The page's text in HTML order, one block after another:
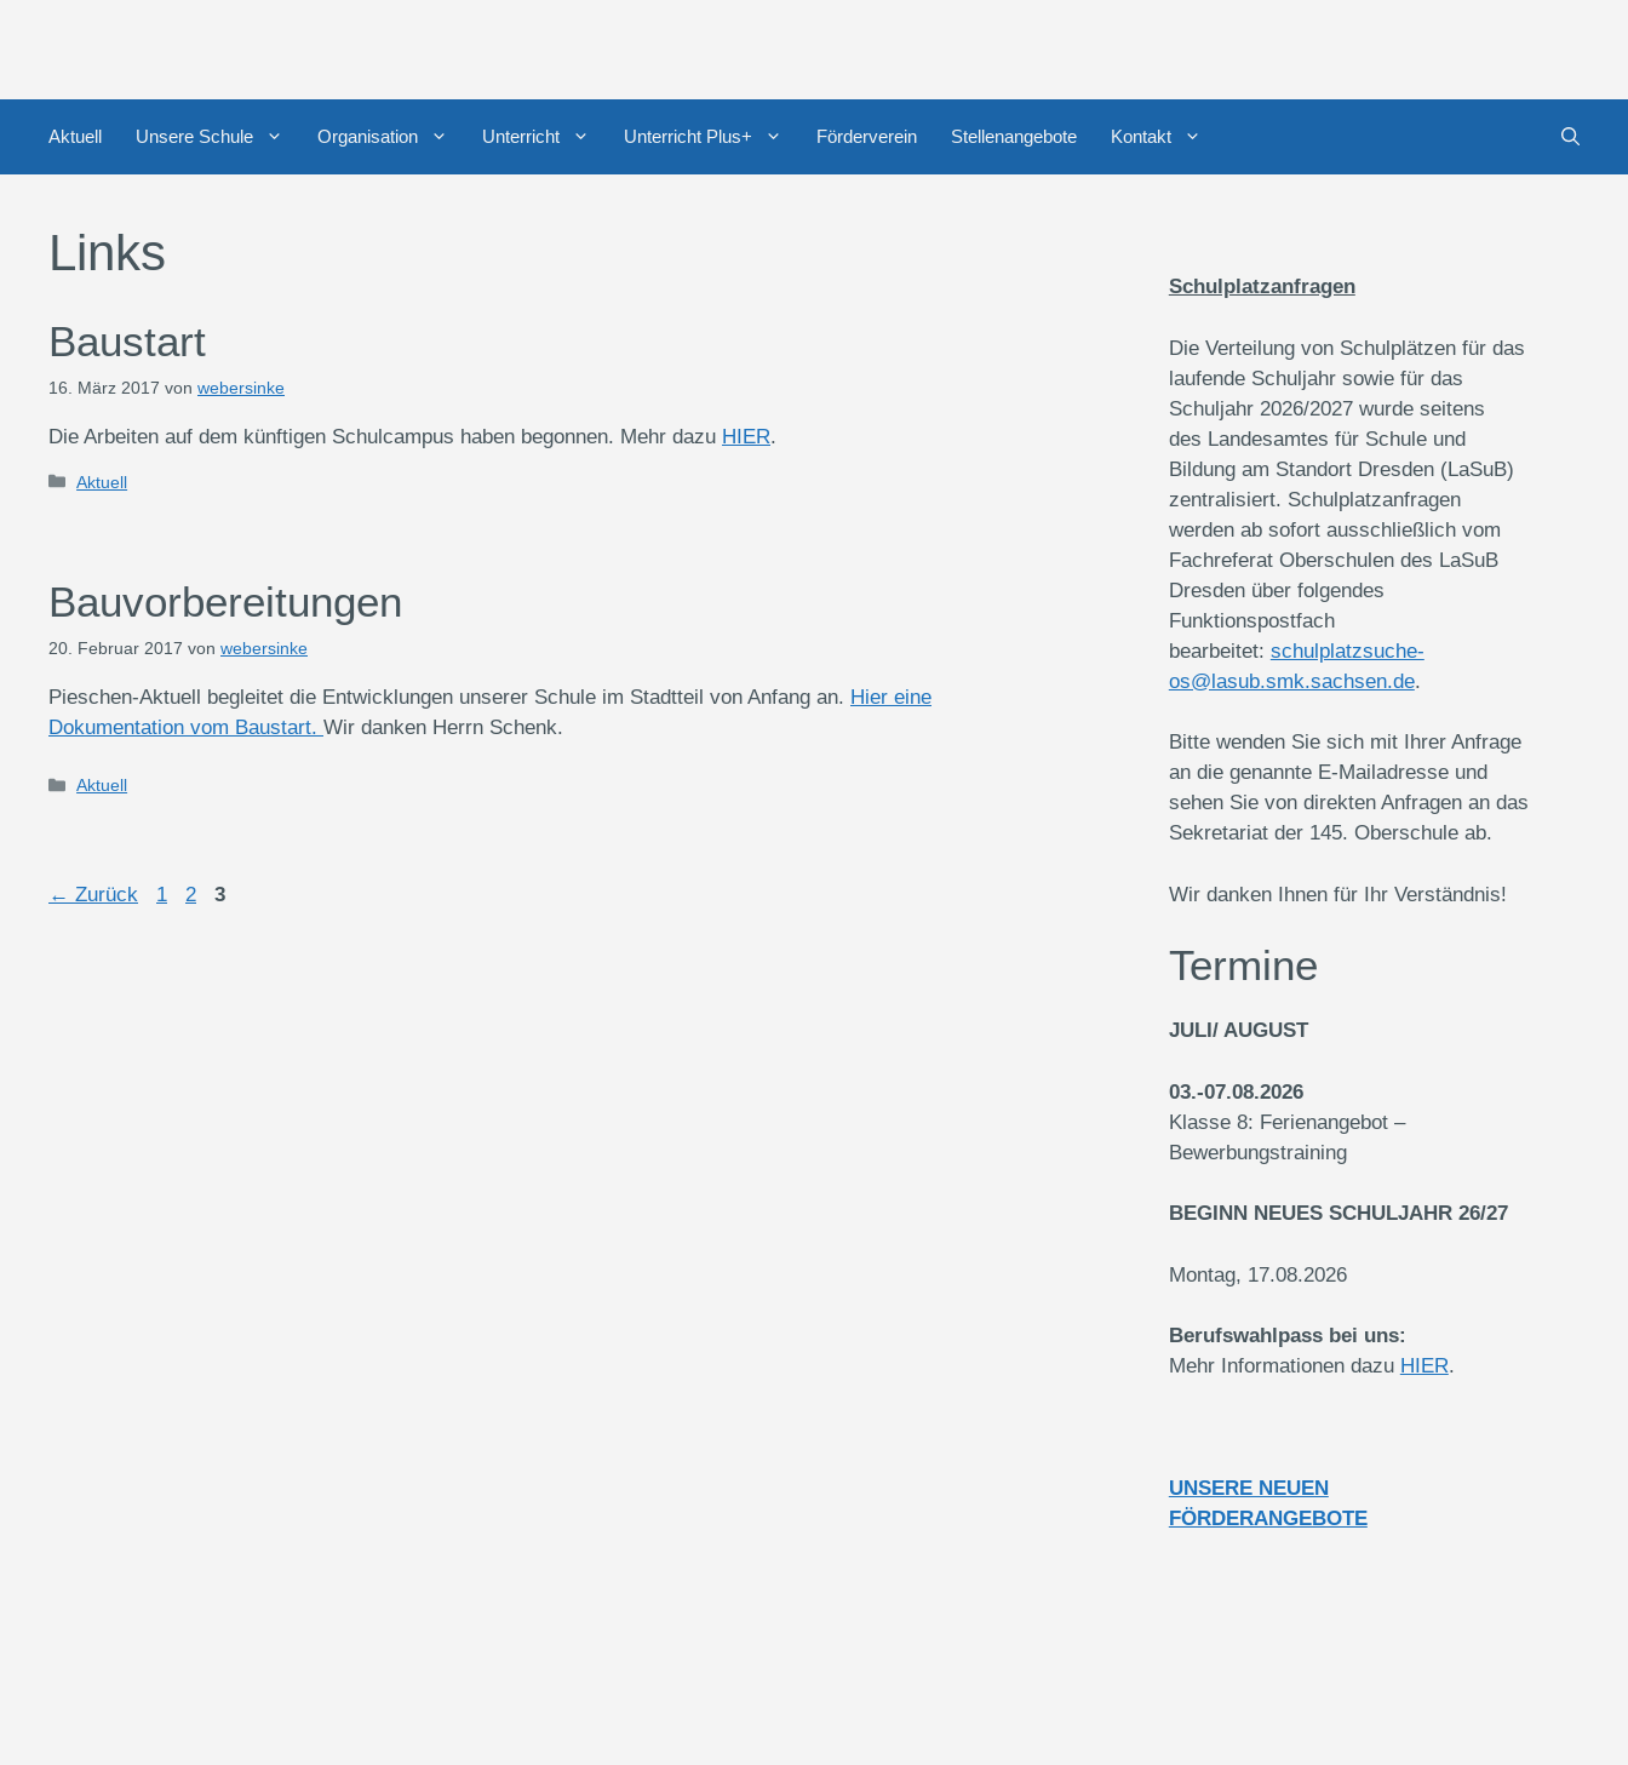
Aktuell Unsere Schule Organisation Unterricht Unterricht Plus+ Förderverein Stellenangebote Kontakt
Links
Baustart
16. März 2017 von webersinke
Die Arbeiten auf dem künftigen Schulcampus haben begonnen. Mehr dazu HIER.
Kategorien
Aktuell
Bauvorbereitungen
20. Februar 2017 von webersinke
Pieschen-Aktuell begleitet die Entwicklungen unserer Schule im Stadtteil von Anfang an. Hier eine
Dokumentation vom Baustart. Wir danken Herrn Schenk.
Kategorien
Aktuell
← Zurück Seite
1 Seite
2 Seite
3
Schulplatzanfragen
Die Verteilung von Schulplätzen für das
laufende Schuljahr sowie für das
Schuljahr 2026/2027 wurde seitens
des Landesamtes für Schule und
Bildung am Standort Dresden (LaSuB)
zentralisiert. Schulplatzanfragen
werden ab sofort ausschließlich vom
Fachreferat Oberschulen des LaSuB
Dresden über folgendes
Funktionspostfach
bearbeitet: schulplatzsuche-
os@lasub.smk.sachsen.de.
Bitte wenden Sie sich mit Ihrer Anfrage
an die genannte E-Mailadresse und
sehen Sie von direkten Anfragen an das
Sekretariat der 145. Oberschule ab.
Wir danken Ihnen für Ihr Verständnis!
Termine
JULI/ AUGUST
03.-07.08.2026
Klasse 8: Ferienangebot –
Bewerbungstraining
BEGINN NEUES SCHULJAHR 26/27
Montag, 17.08.2026
Berufswahlpass bei uns:
Mehr Informationen dazu HIER.
UNSERE NEUEN
FÖRDERANGEBOTE